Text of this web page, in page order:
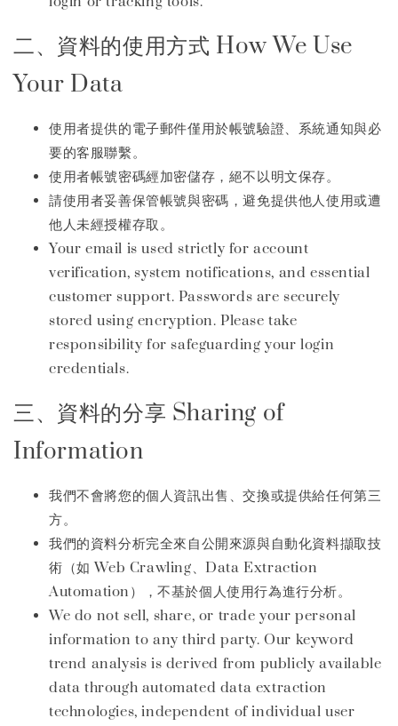
二、資料的使用方式 How We Use
Your Data
使用者提供的電子郵件僅用於帳號驗證、系統通知與必
要的客服聯繫。
使用者帳號密碼經加密儲存，絕不以明文保存。
請使用者妥善保管帳號與密碼，避免提供他人使用或遭
他人未經授權存取。
Your email is used strictly for account
verification, system notifications, and essential
customer support. Passwords are securely
stored using encryption. Please take
responsibility for safeguarding your login
credentials.
三、資料的分享 Sharing of
Information
我們不會將您的個人資訊出售、交換或提供給任何第三
方。
我們的資料分析完全來自公開來源與自動化資料擷取技
術（如 Web Crawling、Data Extraction
Automation），不基於個人使用行為進行分析。
We do not sell, share, or trade your personal
information to any third party. Our keyword
trend analysis is derived from publicly available
data through automated data extraction
technologies, independent of individual user